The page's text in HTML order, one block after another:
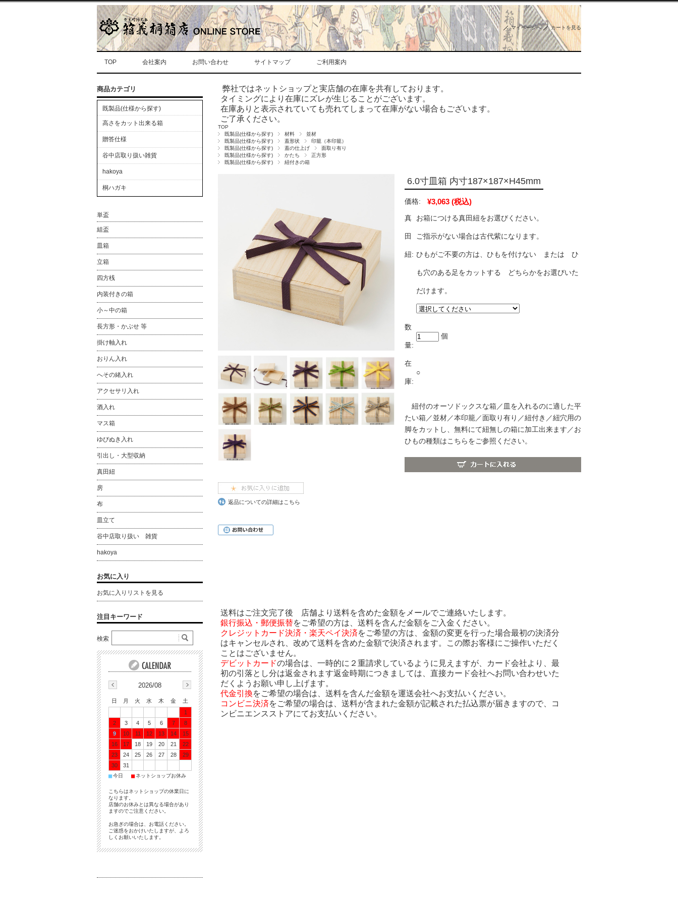
マイページへ カートを見る
TOP 会社案内 お問い合わせ サイトマップ ご利用案内
弊社ではネットショップと実店舗の在庫を共有しております。
タイミングにより在庫にズレが生じることがございます。
在庫ありと表示されていても売れてしまって在庫がない場合もございます。
ご了承ください。
TOP
既製品(仕様から探す)
材料
並材
既製品(仕様から探す)
蓋形状
印籠（本印籠）
既製品(仕様から探す)
蓋の仕上げ
面取り有り
既製品(仕様から探す)
かたち
正方形
既製品(仕様から探す)
紐付きの箱
6.0寸皿箱 内寸187×187×H45mm
価格: ¥3,063 (税込)
真
田
紐:
お箱につける真田紐をお選びください。
ご指示がない場合は古代紫になります。
ひもがご不要の方は、ひもを付けない または ひ
も穴のある足をカットする どちらかをお選びいた
だけます。
数
量:
個
在
庫:
○
紐付のオーソドックスな箱／皿を入れるのに適した平
たい箱／並材／本印籠／面取り有り／紐付き／紐穴用の
脚をカットし、無料にて紐無しの箱に加工出来ます／お
ひもの種類はこちらをご参照ください。
返品についての詳細はこちら
送料はご注文完了後 店舗より送料を含めた金額をメールでご連絡いたします。
銀行振込・郵便振替をご希望の方は、送料を含んだ金額をご入金ください。
クレジットカード決済・楽天ペイ決済をご希望の方は、金額の変更を行った場合最初の決済分
はキャンセルされ、改めて送料を含めた金額で決済されます。この際お客様にご操作いただく
ことはございません。
デビットカードの場合は、一時的に２重請求しているように見えますが、カード会社より、最
初の引落とし分は返金されます返金時期につきましては、直接カード会社へお問い合わせいた
だくようお願い申し上げます。
代金引換をご希望の場合は、送料を含んだ金額を運送会社へお支払いください。
コンビニ決済をご希望の場合は、送料が含まれた金額が記載された払込票が届きますので、コ
ンビニエンスストアにてお支払いください。
商品カテゴリ
既製品(仕様から探す)
高さをカット出来る箱
贈答仕様
谷中店取り扱い雑貨
hakoya
桐ハガキ
単盃
組盃
皿箱
立箱
四方桟
内装付きの箱
小～中の箱
長方形・かぶせ 等
掛け軸入れ
おりん入れ
へその緒入れ
アクセサリ入れ
酒入れ
マス箱
ゆびぬき入れ
引出し・大型収納
真田紐
房
布
皿立て
谷中店取り扱い 雑貨
hakoya
お気に入り
お気に入りリストを見る
注目キーワード
2026/08
日 月 火 水 木 金
土
1
2
3 4 5 6 7
8
9
10 11 12 13 14
15
16
17 18 19 20 21
22
23
24 25 26 27 28
29
30
31
■今日 ■ネットショップお休み
こちらはネットショップの休業日に
なります。
店舗のお休みとは異なる場合があり
ますのでご注意ください。
お急ぎの場合は、お電話ください。
ご迷惑をおかけいたしますが、よろ
しくお願いいたします。